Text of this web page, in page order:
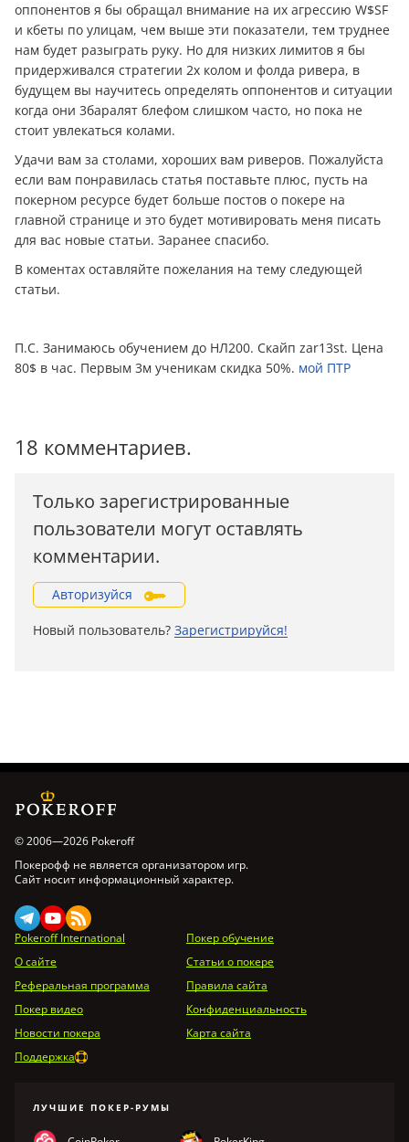
оппонентов я бы обращал внимание на их агрессию W$SF
и кбеты по улицам, чем выше эти показатели, тем труднее
нам будет разыграть руку. Но для низких лимитов я бы
придерживался стратегии 2х колом и фолда ривера, в
будущем вы научитесь определять оппонентов и ситуации
когда они 3баралят блефом слишком часто, но пока не
стоит увлекаться колами.
Удачи вам за столами, хороших вам риверов. Пожалуйста
если вам понравилась статья поставьте плюс, пусть на
покерном ресурсе будет больше постов о покере на
главной странице и это будет мотивировать меня писать
для вас новые статьи. Заранее спасибо.
В коментах оставляйте пожелания на тему следующей
статьи.
П.С. Занимаюсь обучением до НЛ200. Скайп zar13st. Цена
80$ в час. Первым 3м ученикам скидка 50%. мой ПТР
18 комментариев.
Только зарегистрированные
пользователи могут оставлять
комментарии.
Авторизуйся
Новый пользователь? Зарегистрируйся!
© 2006—2026 Pokeroff
Покерофф не является организатором игр.
Сайт носит информационный характер.
Pokeroff International
Покер обучение
О сайте
Статьи о покере
Реферальная программа
Правила сайта
Покер видео
Конфиденциальность
Новости покера
Карта сайта
Поддержка
ЛУЧШИЕ ПОКЕР-РУМЫ